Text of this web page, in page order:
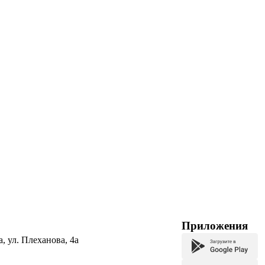
ул. Плеханова, 4а
Приложения